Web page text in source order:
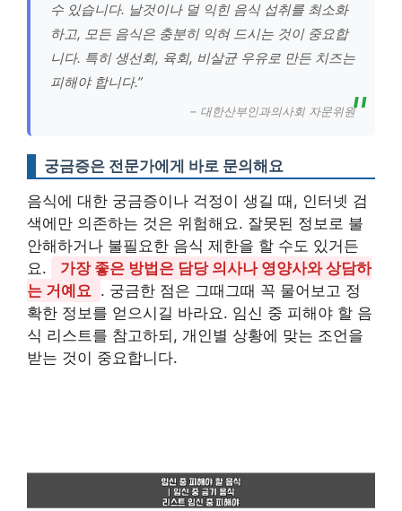
수 있습니다. 날것이나 덜 익힌 음식 섭취를 최소화
하고, 모든 음식은 충분히 익혀 드시는 것이 중요합
니다. 특히 생선회, 육회, 비살균 우유로 만든 치즈는
피해야 합니다.”
– 대한산부인과의사회 자문위원
궁금증은 전문가에게 바로 문의해요
음식에 대한 궁금증이나 걱정이 생길 때, 인터넷 검
색에만 의존하는 것은 위험해요. 잘못된 정보로 불
안해하거나 불필요한 음식 제한을 할 수도 있거든
요.
가장 좋은 방법은 담당 의사나 영양사와 상담하
는 거예요 . 궁금한 점은 그때그때 꼭 물어보고 정
확한 정보를 얻으시길 바라요. 임신 중 피해야 할 음
식 리스트를 참고하되, 개인별 상황에 맞는 조언을
받는 것이 중요합니다.